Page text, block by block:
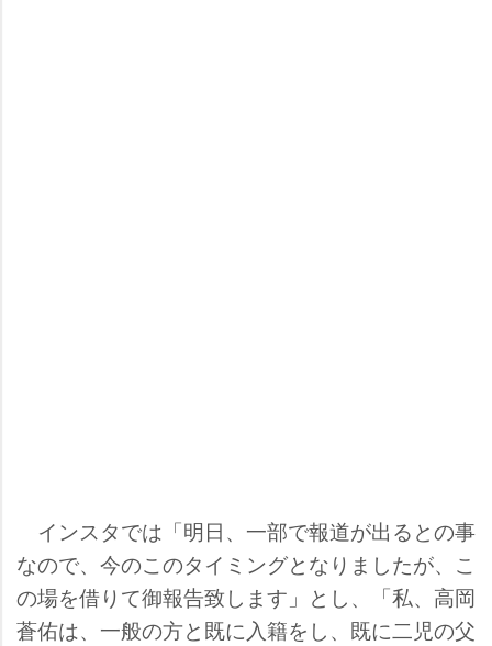
インスタでは「明日、一部で報道が出るとの事
なので、今のこのタイミングとなりましたが、こ
の場を借りて御報告致します」とし、「私、高岡
蒼佑は、一般の方と既に入籍をし、既に二児の父